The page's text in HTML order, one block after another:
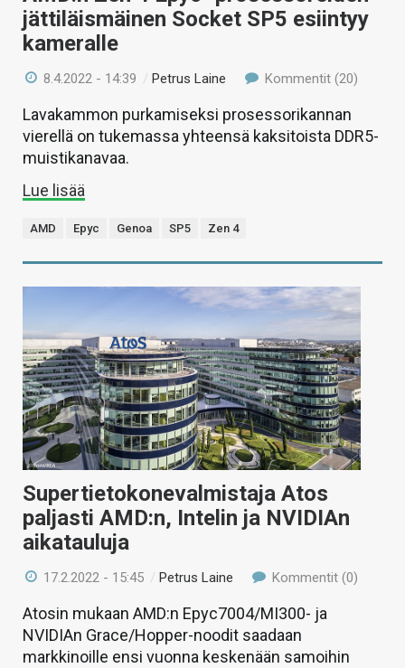
jättiläismäinen Socket SP5 esiintyy
kameralle
8.4.2022 - 14:39 /Petrus Laine Kommentit (20)
Lavakammon purkamiseksi prosessorikannan
vierellä on tukemassa yhteensä kaksitoista DDR5-
muistikanavaa.
Lue lisää
AMD Epyc Genoa SP5 Zen 4
Supertietokonevalmistaja Atos
paljasti AMD:n, Intelin ja NVIDIAn
aikatauluja
17.2.2022 - 15:45 /Petrus Laine Kommentit (0)
Atosin mukaan AMD:n Epyc7004/MI300- ja
NVIDIAn Grace/Hopper-noodit saadaan
markkinoille ensi vuonna keskenään samoihin